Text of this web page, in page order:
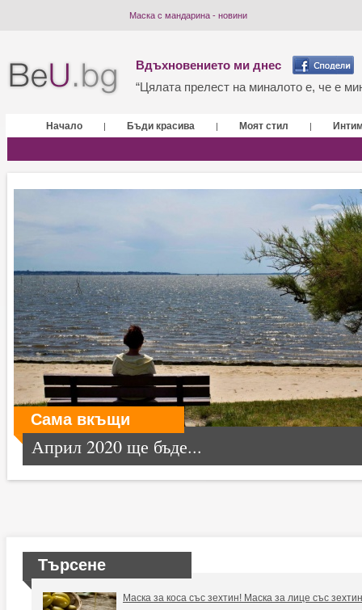
Маска с мандарина - новини
Вдъхновението ми днес
“Цялата прелест на миналото е, че е
Начало | Бъди красива | Моят стил |
Сама вкъщи
Април 2020 ще бъде...
Търсене
Маска за коса със зехтин! Маска за лице със